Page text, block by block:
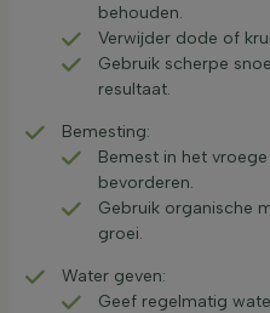
behouden.
Verwijder dode of
Gebruik scherpe
resultaat.
Bemesting:
Bemest in het
bevorderen.
Gebruik organische
groei.
Water geven:
Geef regelmatig